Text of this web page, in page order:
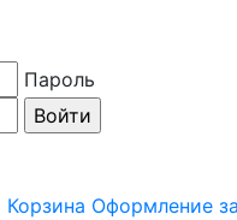
Пароль
Корзина Оформление